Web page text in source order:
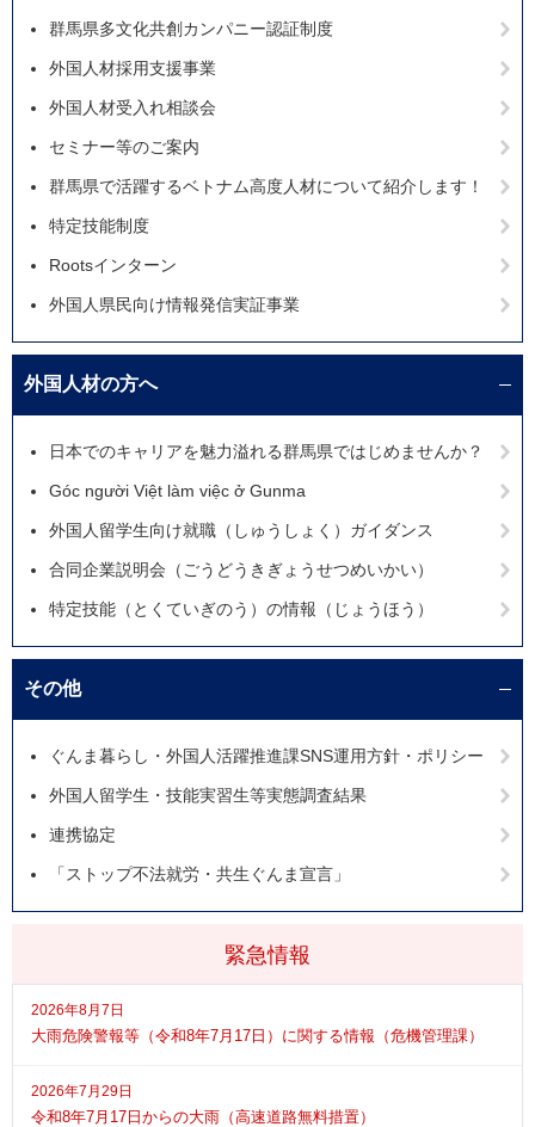
緊急情報
2026年8月7日
大雨危険警報等（令和8年7月17日）に関する情報（危機管理課）
2026年7月29日
令和8年7月17日からの大雨（高速道路無料措置）
群馬県多文化共創カンパニー認証制度
外国人材採用支援事業
外国人材受入れ相談会
セミナー等のご案内
群馬県で活躍するベトナム高度人材について紹介します！
特定技能制度
Rootsインターン
外国人県民向け情報発信実証事業
外国人材の方へ
日本でのキャリアを魅力溢れる群馬県ではじめませんか？
Góc người Việt làm việc ở Gunma
外国人留学生向け就職（しゅうしょく）ガイダンス
合同企業説明会（ごうどうきぎょうせつめいかい）
特定技能（とくていぎのう）の情報（じょうほう）
その他
ぐんま暮らし・外国人活躍推進課SNS運用方針・ポリシー
外国人留学生・技能実習生等実態調査結果
連携協定
「ストップ不法就労・共生ぐんま宣言」